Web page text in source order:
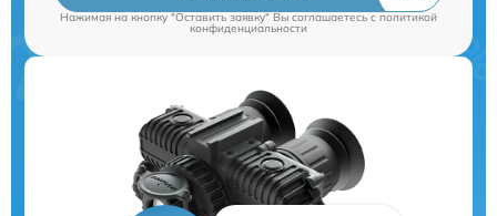
Нажимая на кнопку "Оставить заявку" Вы соглашаетесь cполитикой
конфиденциальности